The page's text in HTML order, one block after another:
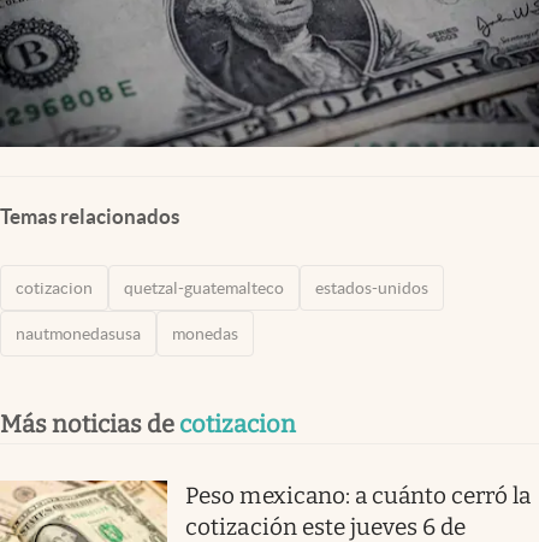
Temas relacionados
cotizacion quetzal-guatemalteco estados-unidos
nautmonedasusa monedas
Más noticias de cotizacion
Peso mexicano: a cuánto cerró la
cotización este jueves 6 de